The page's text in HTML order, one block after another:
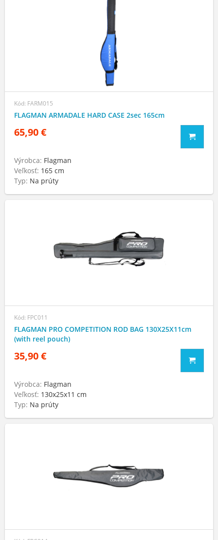
Kód: FARM015
FLAGMAN ARMADALE HARD CASE 2sec 165cm
65,90 €
Výrobca: Flagman
Veľkosť: 165 cm
Typ: Na prúty
Kód: FPC011
FLAGMAN PRO COMPETITION ROD BAG 130X25X11cm
(with reel pouch)
35,90 €
Výrobca: Flagman
Veľkosť: 130x25x11 cm
Typ: Na prúty